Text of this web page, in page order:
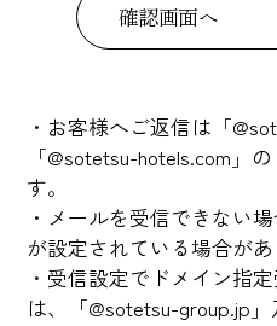
確認画面へ
・お客様へご返信は「
「@sotetsu-hotels.com」
す。
・メールを受信できない
が設定されている場合があ
・受信設定でドメイン指
は、「@sotetsu-group.jp